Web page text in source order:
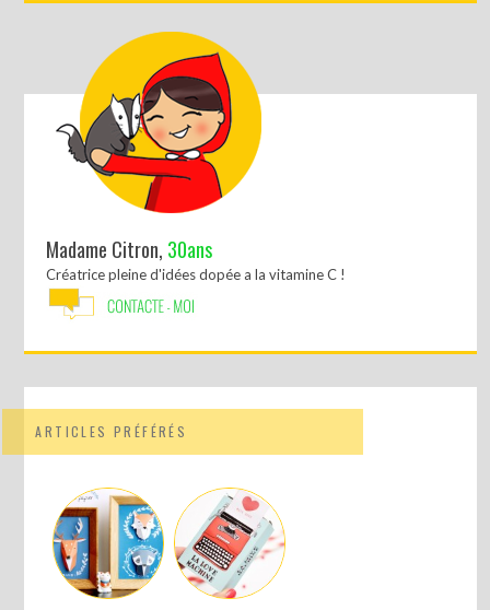
Madame Citron, 30ans
Créatrice pleine d'idées dopée a la vitamine C !
ARTICLES PRÉFÉRÉS